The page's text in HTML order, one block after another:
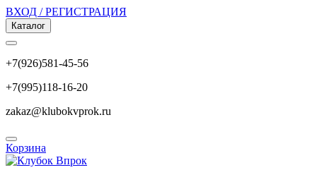
ВХОД / РЕГИСТРАЦИЯ
Каталог
+7(926)581-45-56
+7(995)118-16-20
zakaz@klubokvprok.ru
Корзина